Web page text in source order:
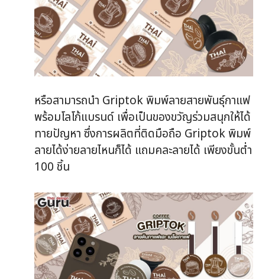
หรือสามารถนำ Griptok พิมพ์ลายสายพันธุ์กาแฟ
พร้อมโลโก้แบรนด์ เพื่อเป็นของขวัญร่วมสนุกให้ได้
ทายปัญหา ซึ่งการผลิตที่ติดมือถือ Griptok พิมพ์
ลายได้ง่ายลายไหนก็ได้ แถมคละลายได้ เพียงขั้นต่ำ
100 ชิ้น